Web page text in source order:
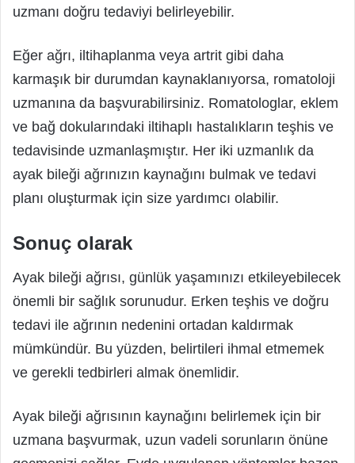
uzmanı doğru tedaviyi belirleyebilir.
Eğer ağrı, iltihaplanma veya artrit gibi daha
karmaşık bir durumdan kaynaklanıyorsa, romatoloji
uzmanına da başvurabilirsiniz. Romatologlar, eklem
ve bağ dokularındaki iltihaplı hastalıkların teşhis ve
tedavisinde uzmanlaşmıştır. Her iki uzmanlık da
ayak bileği ağrınızın kaynağını bulmak ve tedavi
planı oluşturmak için size yardımcı olabilir.
Sonuç olarak
Ayak bileği ağrısı, günlük yaşamınızı etkileyebilecek
önemli bir sağlık sorunudur. Erken teşhis ve doğru
tedavi ile ağrının nedenini ortadan kaldırmak
mümkündür. Bu yüzden, belirtileri ihmal etmemek
ve gerekli tedbirleri almak önemlidir.
Ayak bileği ağrısının kaynağını belirlemek için bir
uzmana başvurmak, uzun vadeli sorunların önüne